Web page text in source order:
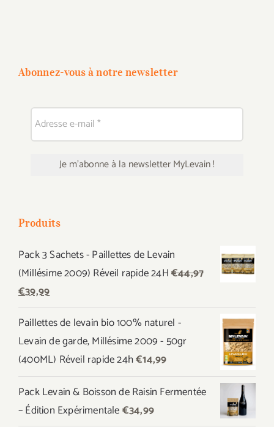
Abonnez-vous à notre newsletter
Produits
Pack 3 Sachets - Paillettes de Levain
(Millésime 2009) Réveil rapide 24H€44,97
Le
initial
était :
€44,97.
€39,99Le
actuel
est :
€39,99.
Paillettes de levain bio 100% naturel -
Levain de garde, Millésime 2009 - 50gr
(400ML) Réveil rapide 24h€14,99
Pack Levain & Boisson de Raisin Fermentée
– Édition Expérimentale€34,99